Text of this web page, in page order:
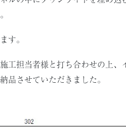
す。
工担当者様と打ち合わせの上
品させていただきました。